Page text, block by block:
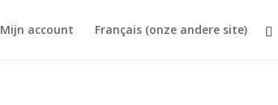
Mijn account Français (onze andere site)